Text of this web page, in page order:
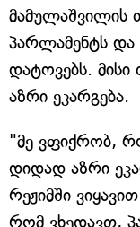
მამულაშვილის
პარლამენტს
დატოვებს.
აზრი ეკარგება.
"მე ვფიქრობ,
დიდად აზრი
რეჟიმში
რომ ვხედავთ,